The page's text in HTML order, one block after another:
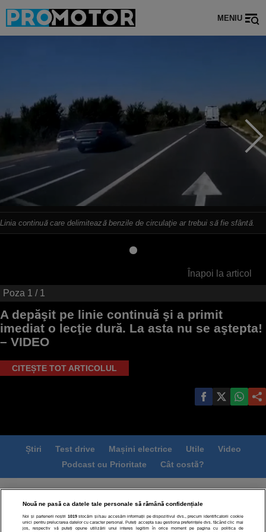
MENIU
Linia continuă care delimitează benzile de circulaţie ar trebui să fie sfântă.
Înapoi la articol
Poza 1 / 1
A depăşit pe linie continuă şi a primit
imediat o lecţie dură. La asta nu se aştepta!
– VIDEO
CITEȘTE TOT ARTICOLUL
Știri Test drive Mașini electrice Utile
Video
Podcast cu Prioritate
Cât costă?
Termeni si conditii
Politica de confidentialitate
Politica de cookies
Echipa editorială
Modifică Setările
Nouă ne pasă ca datele tale personale să rămână confidențiale
Noi și partenerii noștri 1019stocăm și/sau accesăm informații pe dispozitivul dvs., precum identificatorii cookie
unici pentru prelucrarea datelor cu caracter personal. Puteți accepta sau gestiona preferințele dvs. făcând clic mai
jos, respectiv vă puteți opune utilizării unui interes legitim în orice moment pe pagina cu politica de